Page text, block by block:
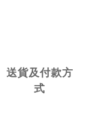
送貨及付款方
式